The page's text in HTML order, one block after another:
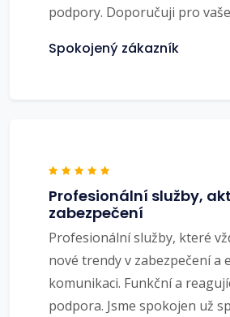
podpory. Doporučuji pro
Spokojený zákazník
Profesionální služby,
zabezpečení
Profesionální služby, které
nové trendy v zabezpečení a
komunikaci. Funkční a
podpora. Jsme spokojen už